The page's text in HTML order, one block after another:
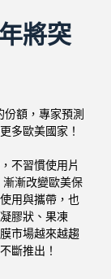
將突
額，專家預測
多歐美國家！
不習慣使用片
漸改變歐美保
用與攜帶，也
膠狀、果凍
市場越來越趨
斷推出！